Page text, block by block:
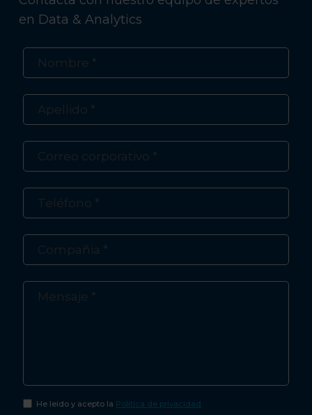
en Data & Analytics
He leído y acepto la Política de privacidad